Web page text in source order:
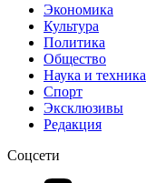
Экономика
Культура
Политика
Общество
Наука и техника
Спорт
Эксклюзивы
Редакция
Соцсети